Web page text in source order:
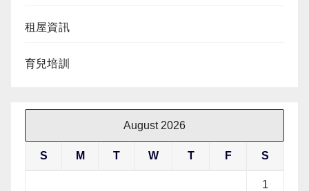
租屋資訊
育兒培訓
August 2026
S M T W T F S
1